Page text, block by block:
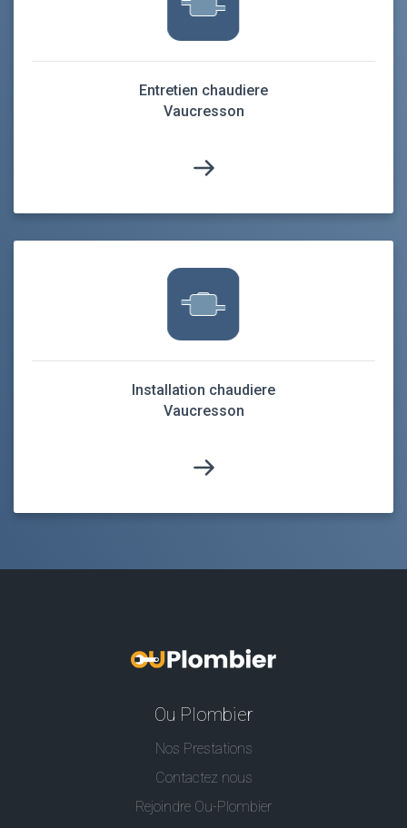
Entretien chaudiere
Vaucresson
Installation chaudiere
Vaucresson
Ou Plombier
Nos Prestations
Contactez nous
Rejoindre Ou-Plombier